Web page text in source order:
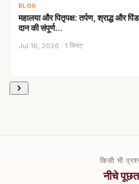
BLOG
महालया और पितृपक्ष: तर्पण, श्राद्ध और पिंड
दान की संपूर्ण…
Jul 16, 2026 · 1 मिनट
किसी भी
नीचे